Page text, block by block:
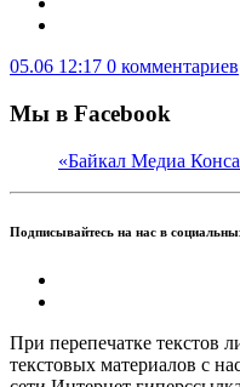
05.06 12:17 0 комментариев
Мы в Facebook
«Байкал Медиа
Подписывайтесь на нас в
При перепечатке текстов
текстовых материалов с